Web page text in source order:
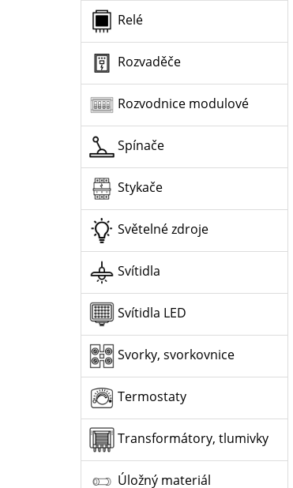
Relé
Rozvaděče
Rozvodnice modulové
Spínače
Stykače
Světelné zdroje
Svítidla
Svítidla LED
Svorky, svorkovnice
Termostaty
Transformátory, tlumivky
Úložný materiál